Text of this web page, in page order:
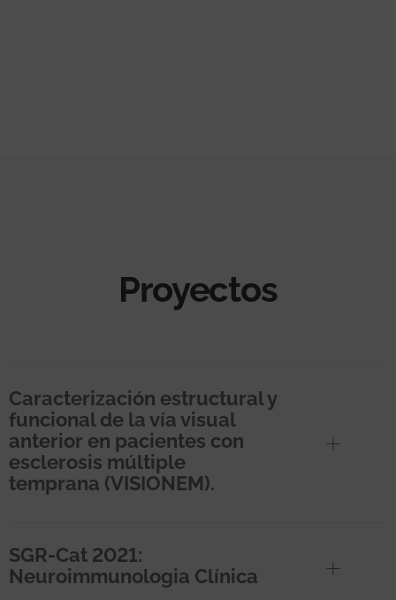
Proyectos
Caracterización estructural y
funcional de la vía visual
anterior en pacientes con
esclerosis múltiple
temprana (VISIONEM).
SGR-Cat 2021:
Neuroimmunologia Clínica